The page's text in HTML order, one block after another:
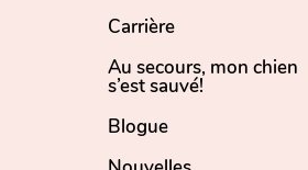
Carrière
Au secours, mon chien
s’est sauvé!
Blogue